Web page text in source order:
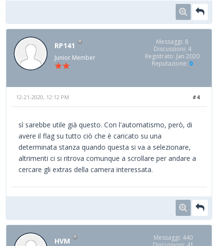
RP141
Junior Member
Messaggi: 8
Discussioni: 4
Registrato: Jan 2020
Reputazione: 0
#4
12-21-2020, 12:12 PM
sì sarebbe utile già questo. Con l'automatismo, però, di
avere il flag su tutto ciò che è caricato su una
determinata stanza quando questa si va a selezionare,
altrimenti ci si ritrova comunque a scrollare per andare a
cercare gli extras della camera interessata.
HVM
Messaggi: 440